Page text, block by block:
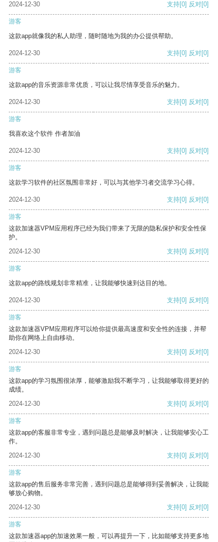
2024-12-30 支持[0] 反对[0]
游客
这款app就像我的私人助理，随时随地为我的办公提供帮助。
2024-12-30 支持[0] 反对[0]
游客
这款app的音乐资源非常优质，可以让我尽情享受音乐的魅力。
2024-12-30 支持[0] 反对[0]
游客
我喜欢这个软件 作者加油
2024-12-30 支持[0] 反对[0]
游客
这款学习软件的社区氛围非常好，可以与其他学习者交流学习心得。
2024-12-30 支持[0] 反对[0]
游客
这款加速器VPM应用程序已经为我们带来了无限的隐私保护和安全性保
护。
2024-12-30
支持[0] 反对[0]
游客
这款app的路线规划非常精准，让我能够快速到达目的地。
2024-12-30 支持[0] 反对[0]
游客
这款加速器VPM应用程序可以给你提供最高速度和安全性的连接，并帮
助你在网络上自由移动。
2024-12-30
支持[0] 反对[0]
游客
这款app的学习氛围很浓厚，能够激励我不断学习，让我能够取得更好的
成绩。
2024-12-30
支持[0] 反对[0]
游客
这款app的客服非常专业，遇到问题总是能够及时解决，让我能够安心工
作。
2024-12-30
支持[0] 反对[0]
游客
这款app的售后服务非常完善，遇到问题总是能够得到妥善解决，让我能
够放心购物。
2024-12-30
支持[0] 反对[0]
游客
这款加速器app的加速效果一般，可以再提升一下，比如能够支持更多地